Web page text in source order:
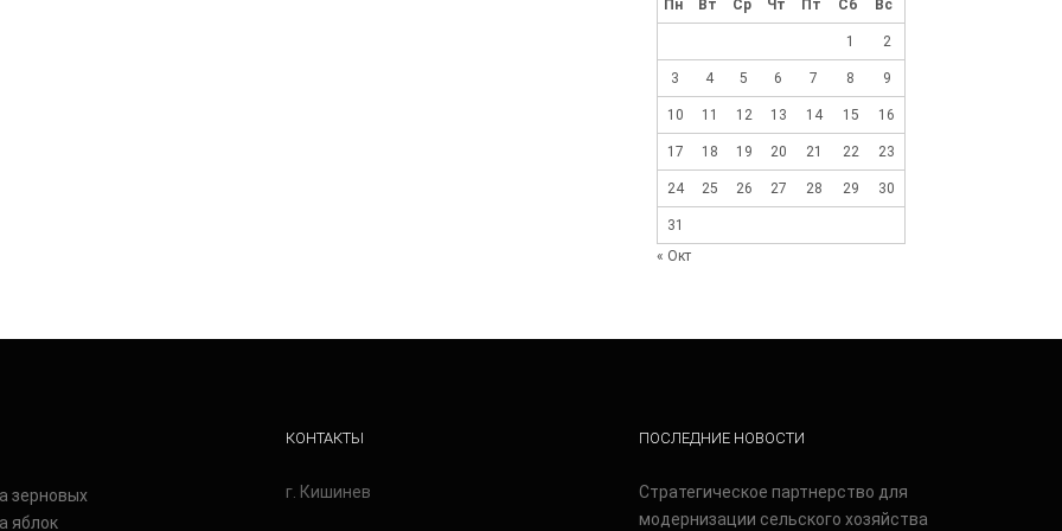
Пн Вт Ср Чт Пт Сб Вс
1 2
3 4 5 6 7 8 9
10 11 12 13 14 15 16
17 18 19 20 21 22 23
24 25 26 27 28 29 30
31
« Окт
зерновых
яблок
КОНТАКТЫ
г. Кишинев
ПОСЛЕДНИЕ НОВОСТИ
Стратегическое партнерство для
модернизации сельского хозяйства